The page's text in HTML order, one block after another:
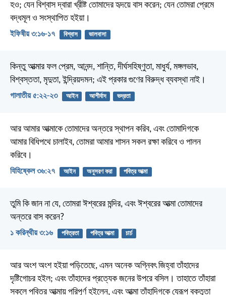
হও; যেন বিশ্বাস দ্বারা খ্রীষ্ট তোমাদের হৃদয়ে বাস করেন; যেন তোমরা প্রেমে
বদ্ধমূল ও সংস্থাপিত হইয়া।
ইফিষীয় ৩:১৬-১৭ বিশ্বাস ভালবাসা
কিন্তু আত্মার ফল প্রেম, আনন্দ, শান্তি, দীর্ঘসহিষ্ণুতা, মাধুর্য, মঙ্গলভাব,
বিশ্বস্ততা, মৃদুতা, ইন্দ্রিয়দমন; এই প্রকার গুণের বিরুদ্ধ ব্যবস্থা নাই।
গালাতীয় ৫:২২-২৩ আইন আশীর্বাদ ভদ্রতা
আর আমার আত্মাকে তোমাদের অন্তরে স্থাপন করিব, এবং তোমাদিগকে
আমার বিধিপথে চালাইব, তোমরা আমার শাসন সকল রক্ষা করিবে ও পালন
করিবে।
যিহিষ্কেল ৩৬:২৭ আইন অনুসরণ করা পবিত্র আত্মা
তুমি কি জান না যে, তোমরা ঈশ্বরের মন্দির, এবং ঈশ্বরের আত্মা তোমাদের
অন্তরে বাস করেন?
১ করিন্থীয় ৩:১৬ পবিত্রতা পবিত্র আত্মা চার্চ
আর অংশ অংশ হইয়া পড়িতেছে, এমন অনেক অগ্নিবৎ জিহ্বা তাঁহাদের
দৃষ্টিগোচর হইল; এবং তাঁহাদের প্রত্যেক জনের উপরে বসিল। তাহাতে তাঁহারা
সকলে পবিত্র আত্মায় পরিপূর্ণ হইলেন, এবং আত্মা তাঁহাদিগকে যেরূপ বক্তৃতা